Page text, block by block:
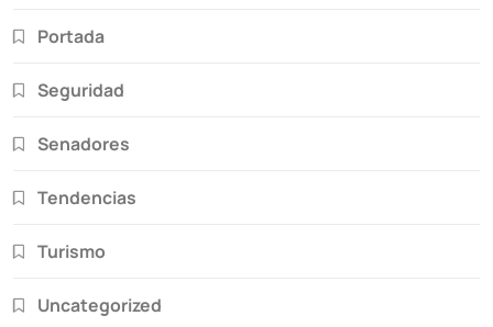
Portada
Seguridad
Senadores
Tendencias
Turismo
Uncategorized